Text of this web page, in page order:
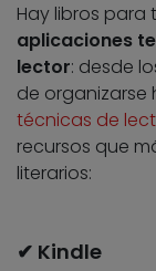
Hay libros
aplicaciones
lector: desde
de organizarse
técnicas de
recursos que
literarios:
✔ Kindle